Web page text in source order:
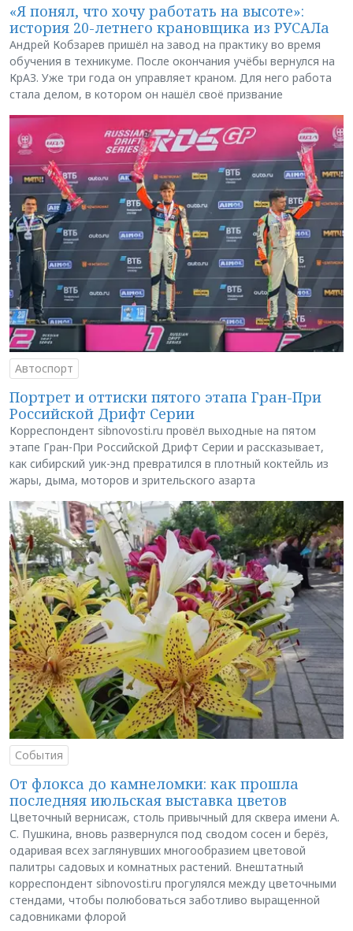
«Я понял, что хочу работать на высоте»:
история 20-летнего крановщика из РУСАЛа
Андрей Кобзарев пришёл на завод на практику во время
обучения в техникуме. После окончания учёбы вернулся на
КрАЗ. Уже три года он управляет краном. Для него работа
стала делом, в котором он нашёл своё призвание
Автоспорт
Портрет и оттиски пятого этапа Гран-При
Российской Дрифт Серии
Корреспондент sibnovosti.ru провёл выходные на пятом
этапе Гран-При Российской Дрифт Серии и рассказывает,
как сибирский уик-энд превратился в плотный коктейль из
жары, дыма, моторов и зрительского азарта
События
От флокса до камнеломки: как прошла
последняя июльская выставка цветов
Цветочный вернисаж, столь привычный для сквера имени А.
С. Пушкина, вновь развернулся под сводом сосен и берёз,
одаривая всех заглянувших многообразием цветовой
палитры садовых и комнатных растений. Внештатный
корреспондент sibnovosti.ru прогулялся между цветочными
стендами, чтобы полюбоваться заботливо выращенной
садовниками флорой